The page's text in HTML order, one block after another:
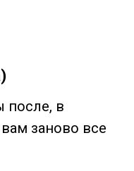
после, в
заново все